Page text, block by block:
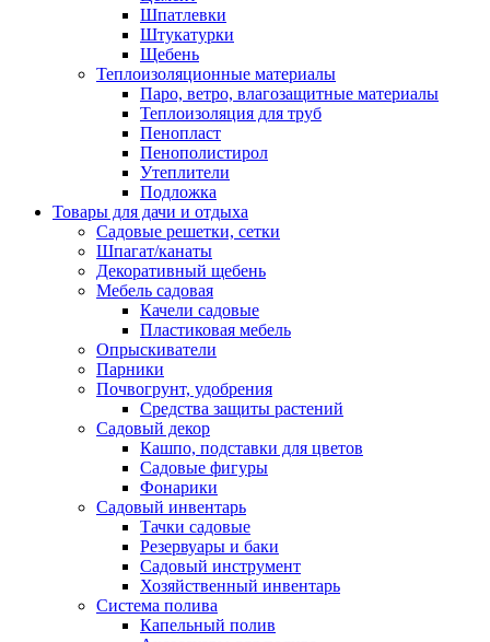
Шпатлевки
Штукатурки
Щебень
Теплоизоляционные материалы
Паро, ветро, влагозащитные материалы
Теплоизоляция для труб
Пенопласт
Пенополистирол
Утеплители
Подложка
Товары для дачи и отдыха
Садовые решетки, сетки
Шпагат/канаты
Декоративный щебень
Мебель садовая
Качели садовые
Пластиковая мебель
Опрыскиватели
Парники
Почвогрунт, удобрения
Средства защиты растений
Садовый декор
Кашпо, подставки для цветов
Садовые фигуры
Фонарики
Садовый инвентарь
Тачки садовые
Резервуары и баки
Садовый инструмент
Хозяйственный инвентарь
Система полива
Капельный полив